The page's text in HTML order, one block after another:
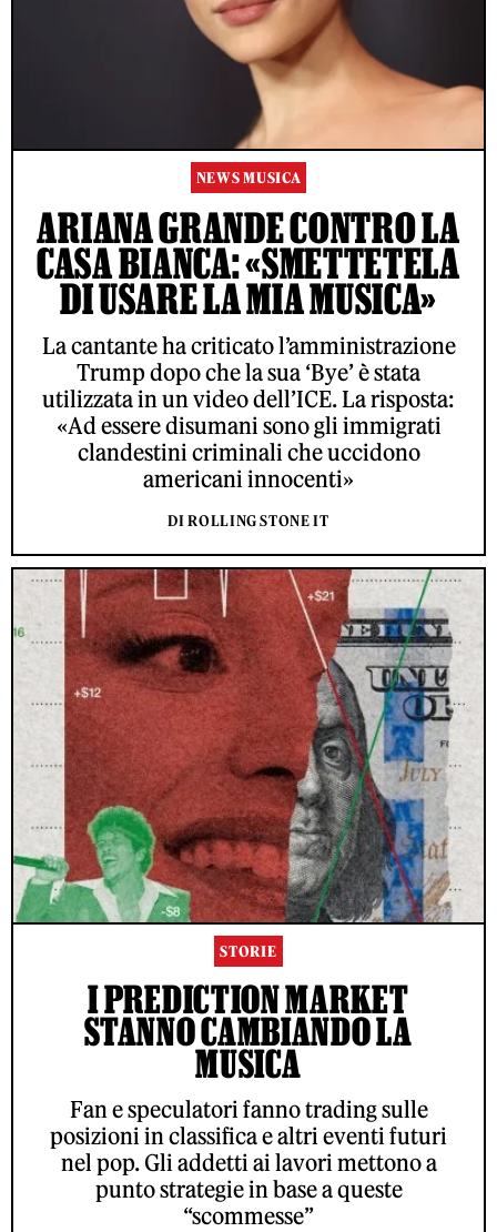
NEWS MUSICA
ARIANA GRANDE CONTRO LA
CASA BIANCA: «SMETTETELA
DI USARE LA MIA MUSICA»
La cantante ha criticato l’amministrazione
Trump dopo che la sua ‘Bye’ è stata
utilizzata in un video dell’ICE. La risposta:
«Ad essere disumani sono gli immigrati
clandestini criminali che uccidono
americani innocenti»
DI ROLLING STONE IT
STORIE
I PREDICTION MARKET
STANNO CAMBIANDO LA
MUSICA
Fan e speculatori fanno trading sulle
posizioni in classifica e altri eventi futuri
nel pop. Gli addetti ai lavori mettono a
punto strategie in base a queste
“scommesse”